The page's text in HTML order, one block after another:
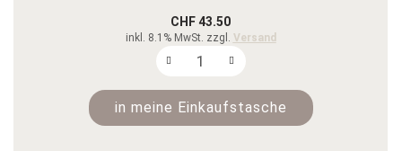
CHF 43.50
inkl. 8.1% MwSt. zzgl. Versand
in meine Einkaufstasche